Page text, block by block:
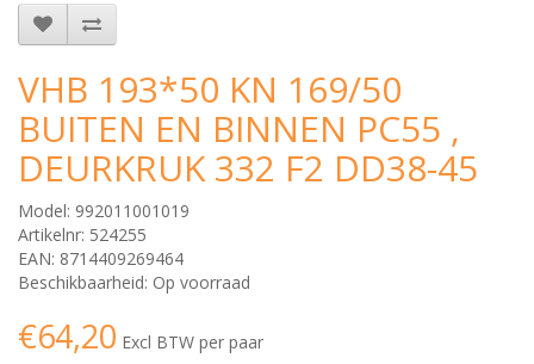
VHB 193*50 KN 169/50
BUITEN EN BINNEN PC55 ,
DEURKRUK 332 F2 DD38-45
Model: 992011001019
Artikelnr: 524255
EAN: 8714409269464
Beschikbaarheid: Op voorraad
€64,20 Excl BTW per paar